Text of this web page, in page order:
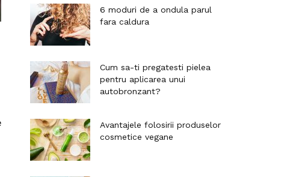
6 moduri de a ondula parul
fara caldura
Cum sa-ti pregatesti pielea
pentru aplicarea unui
autobronzant?
Avantajele folosirii produselor
cosmetice vegane